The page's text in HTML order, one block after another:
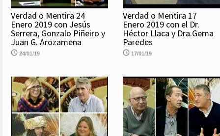
Verdad o Mentira 24
Enero 2019 con Jesús
Serrera, Gonzalo Piñeiro y
Juan G. Arozamena
24/01/19
Verdad o Mentira 17
Enero 2019 con el Dr.
Héctor Llaca y Dra.Gema
Paredes
17/01/19